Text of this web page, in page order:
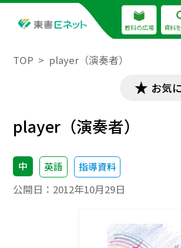
教科の広場 資料
TOP player（演奏者）
お気
player（演奏者）
中 英語 指導資料
公開日： 2012年10月29日